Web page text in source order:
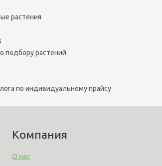
растения
подбору растений
по индивидуальному прайсу
Компания
О нас